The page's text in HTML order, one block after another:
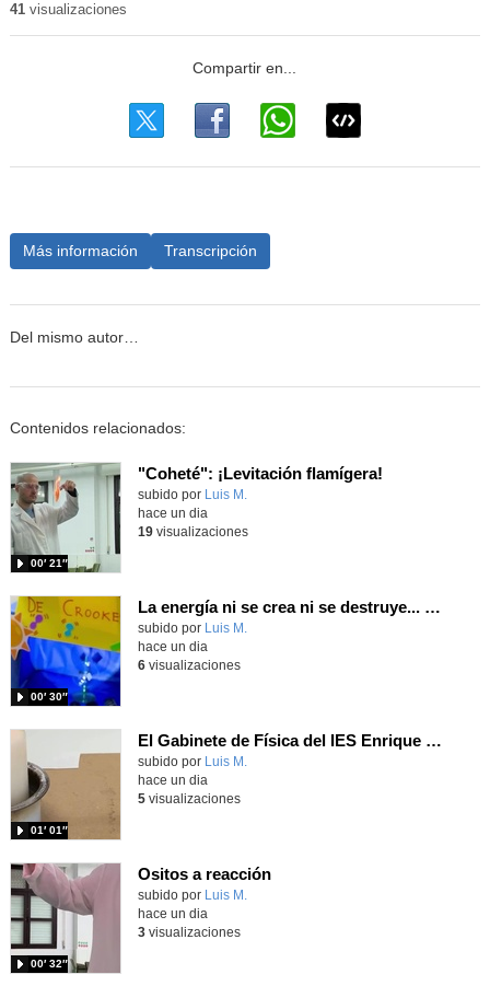
41visualizaciones
Más información Transcripción
Del mismo autor…
Contenidos relacionados:
"Coheté": ¡Levitación flamígera!
Contenido educativo.
subido por Luis M.
00′ 21″
hace un dia
19visualizaciones
La energía ni se crea ni se destruye... ¡se experimenta! El Tierno en la Feria Madrid es Ciencia 2026
Contenido educativo.
subido por Luis M.
00′ 30″
hace un dia
6visualizaciones
El Gabinete de Física del IES Enrique Tierno Galván de Parla (Curso 25-26)
Contenido educativo.
subido por Luis M.
01′ 01″
hace un dia
5visualizaciones
Ositos a reacción
Contenido educativo.
subido por Luis M.
00′ 32″
hace un dia
3visualizaciones